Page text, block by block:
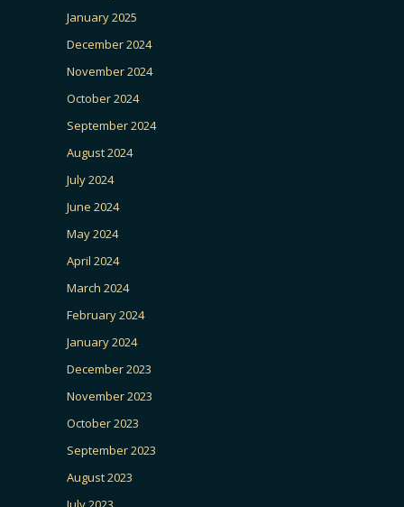
January 2025
December 2024
November 2024
October 2024
September 2024
August 2024
July 2024
June 2024
May 2024
April 2024
March 2024
February 2024
January 2024
December 2023
November 2023
October 2023
September 2023
August 2023